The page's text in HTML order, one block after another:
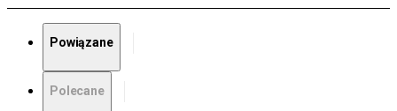
Powiązane
Polecane